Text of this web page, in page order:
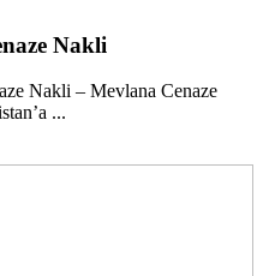
Nakli
Nakli – Mevlana Cenaze
...